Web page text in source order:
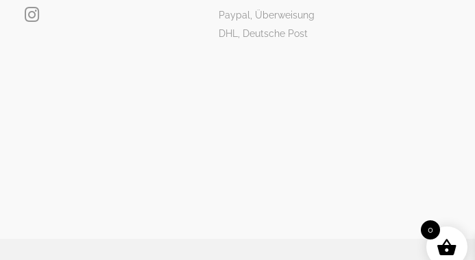
Paypal, Überweisung
DHL, Deutsche Post
0